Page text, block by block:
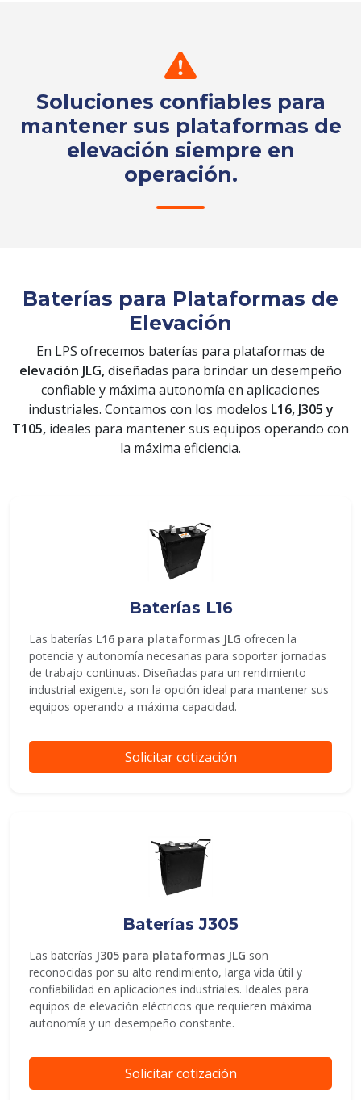
ENVIAR
Soluciones confiables para
mantener sus plataformas de
elevación siempre en
operación.
Baterías para Plataformas de
Elevación
En LPS ofrecemos baterías para plataformas de
elevación JLG,diseñadas para brindar un desempeño
confiable y máxima autonomía en aplicaciones
industriales. Contamos con los modelos L16, J305 y
T105, ideales para mantener sus equipos operando con
la máxima eficiencia.
Baterías L16
Las baterías L16 para plataformas JLG ofrecen la
potencia y autonomía necesarias para soportar jornadas
de trabajo continuas. Diseñadas para un rendimiento
industrial exigente, son la opción ideal para mantener sus
equipos operando a máxima capacidad.
Solicitar cotización
Baterías J305
Las baterías J305 para plataformas JLG son
reconocidas por su alto rendimiento, larga vida útil y
confiabilidad en aplicaciones industriales. Ideales para
equipos de elevación eléctricos que requieren máxima
autonomía y un desempeño constante.
Solicitar cotización